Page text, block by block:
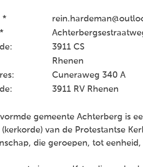
*
3911 CS
Rhenen
Cuneraweg 340 A
3911 RV Rhenen
gemeente Achterberg is
van de Protestantse
die geroepen, tot